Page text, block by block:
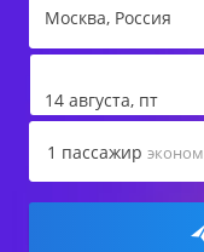
Москва, Россия
14 августа, пт
1 пассажир эконом